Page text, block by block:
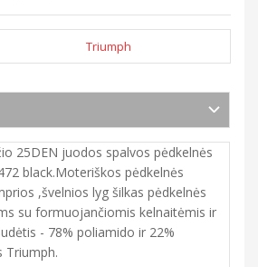
Triumph
25DEN juodos spalvos pėdkelnės
black.Moteriškos pėdkelnės
,švelnios lyg šilkas pėdkelnės
su formuojančiomis kelnaitėmis ir
- 78% poliamido ir 22%
Triumph.